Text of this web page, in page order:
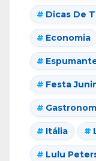
Dicas De
Economia
Festa
Itália
Lulu